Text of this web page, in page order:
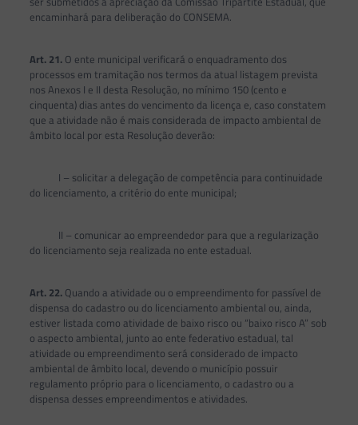
encaminhará para deliberação do CONSEMA.
Art. 21.O ente municipal verificará o enquadramento dos
processos em tramitação nos termos da atual listagem prevista
nos Anexos I e II desta Resolução, no mínimo 150 (cento e
cinquenta) dias antes do vencimento da licença e, caso constatem
que a atividade não é mais considerada de impacto ambiental de
âmbito local por esta Resolução deverão:
I – solicitar a delegação de competência para continuidade
do licenciamento, a critério do ente municipal;
II – comunicar ao empreendedor para que a regularização
do licenciamento seja realizada no ente estadual.
Art. 22.Quando a atividade ou o empreendimento for passível de
dispensa do cadastro ou do licenciamento ambiental ou, ainda,
estiver listada como atividade de baixo risco ou “baixo risco A” sob
o aspecto ambiental, junto ao ente federativo estadual, tal
atividade ou empreendimento será considerado de impacto
ambiental de âmbito local, devendo o município possuir
regulamento próprio para o licenciamento, o cadastro ou a
dispensa desses empreendimentos e atividades.